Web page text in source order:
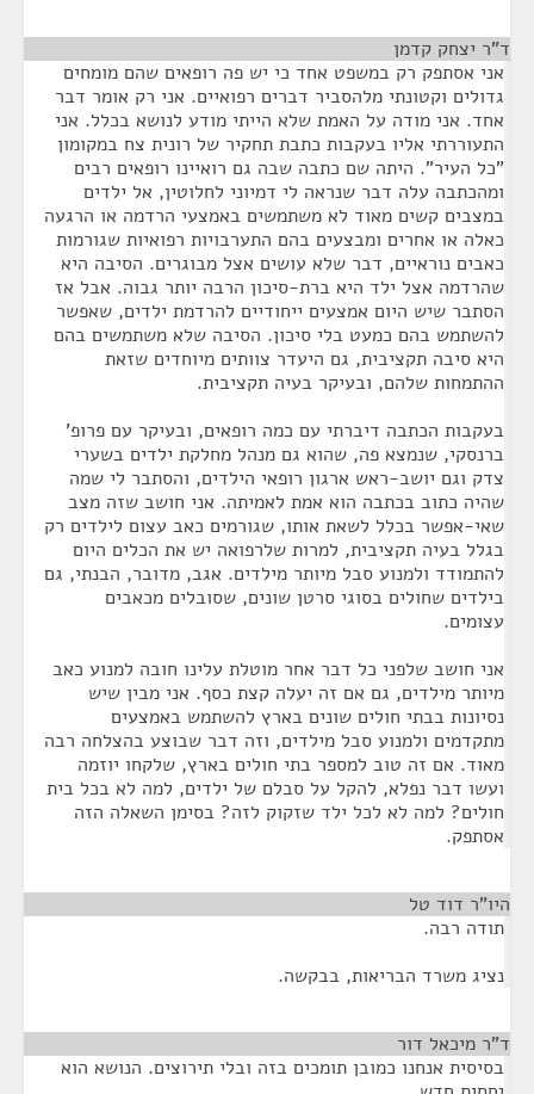
ד"ר יצחק קדמן
אני אסתפק רק במשפט אחד כי יש פה רופאים שהם מומחים
גדולים וקטונתי מלהסביר דברים רפואיים. אני רק אומר דבר
אחד. אני מודה על האמת שלא הייתי מודע לנושא בכלל. אני
התעוררתי אליו בעקבות כתבת תחקיר של רונית צח במקומון
"כל העיר". היתה שם כתבה שבה גם רואיינו רופאים רבים
ומהכתבה עלה דבר שנראה לי דמיוני לחלוטין, אל ילדים
במצבים קשים מאוד לא משתמשים באמצעי הרדמה או הרגעה
כאלה או אחרים ומבצעים בהם התערבויות רפואיות שגורמות
כאבים נוראיים, דבר שלא עושים אצל מבוגרים. הסיבה היא
שהרדמה אצל ילד היא ברת-סיכון הרבה יותר גבוה. אבל אז
הסתבר שיש היום אמצעים ייחודיים להרדמת ילדים, שאפשר
להשתמש בהם כמעט בלי סיכון. הסיבה שלא משתמשים בהם
היא סיבה תקציבית, גם היעדר צוותים מיוחדים שזאת
ההתמחות שלהם, ובעיקר בעיה תקציבית.
בעקבות הכתבה דיברתי עם כמה רופאים, ובעיקר עם פרופ'
ברנסקי, שנמצא פה, שהוא גם מנהל מחלקת ילדים בשערי
צדק וגם יושב-ראש ארגון רופאי הילדים, והסתבר לי שמה
שהיה כתוב בכתבה הוא אמת לאמיתה. אני חושב שזה מצב
שאי-אפשר בכלל לשאת אותו, שגורמים כאב עצום לילדים רק
בגלל בעיה תקציבית, למרות שלרפואה יש את הכלים היום
להתמודד ולמנוע סבל מיותר מילדים. אגב, מדובר, הבנתי, גם
בילדים שחולים בסוגי סרטן שונים, שסובלים מכאבים
עצומים.
אני חושב שלפני כל דבר אחר מוטלת עלינו חובה למנוע כאב
מיותר מילדים, גם אם זה יעלה קצת כסף. אני מבין שיש
נסיונות בבתי חולים שונים בארץ להשתמש באמצעים
מתקדמים ולמנוע סבל מילדים, וזה דבר שבוצע בהצלחה רבה
מאוד. אם זה טוב למספר בתי חולים בארץ, שלקחו יוזמה
ועשו דבר נפלא, להקל על סבלם של ילדים, למה לא בכל בית
חולים? למה לא לכל ילד שזקוק לזה? בסימן השאלה הזה
אסתפק.
היו"ר דוד טל
תודה רבה.
נציג משרד הבריאות, בבקשה.
ד"ר מיכאל דור
בסיסית אנחנו כמובן תומכים בזה ובלי תירוצים. הנושא הוא